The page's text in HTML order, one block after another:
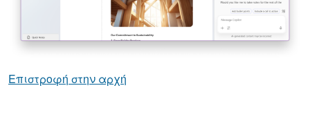
Επιστροφή στην αρχή